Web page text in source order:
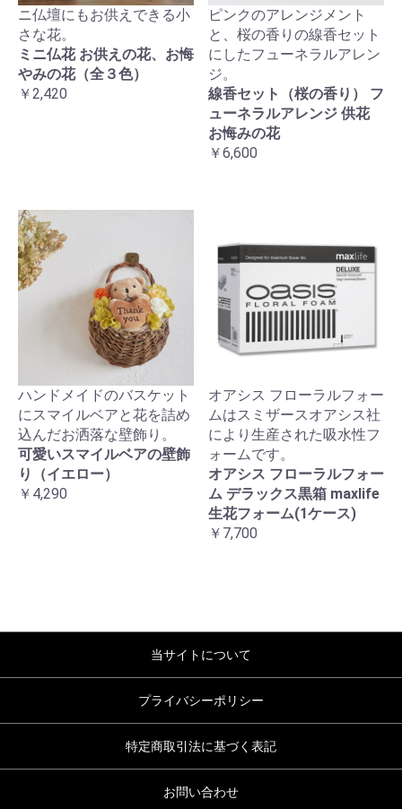
ニ仏壇にもお供えできる小
さな花。
ミニ仏花 お供えの花、お悔
やみの花（全３色）
￥2,420
ピンクのアレンジメント
と、桜の香りの線香セット
にしたフューネラルアレン
ジ。
線香セット（桜の香り） フ
ューネラルアレンジ 供花
お悔みの花
￥6,600
ハンドメイドのバスケット
にスマイルベアと花を詰め
込んだお洒落な壁飾り。
可愛いスマイルベアの壁飾
り（イエロー）
￥4,290
オアシス フローラルフォー
ムはスミザースオアシス社
により生産された吸水性フ
ォームです。
オアシス フローラルフォー
ム デラックス黒箱 maxlife
生花フォーム(1ケース)
￥7,700
当サイトについて
プライバシーポリシー
特定商取引法に基づく表記
お問い合わせ